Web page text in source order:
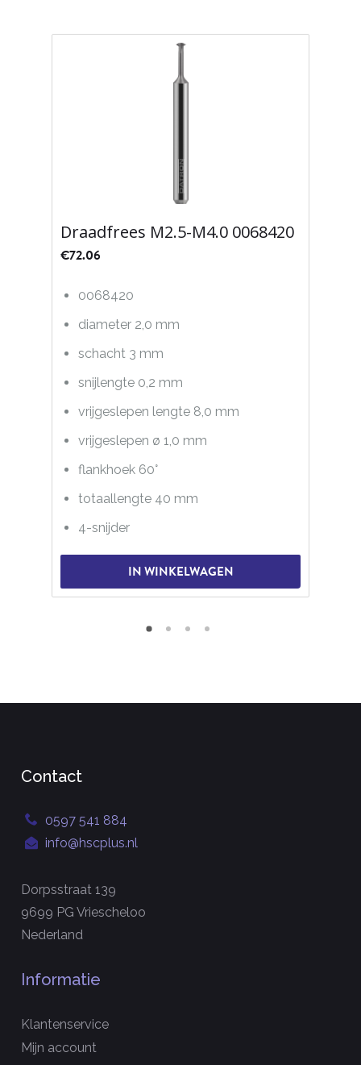
Draadfrees M2.5-M4.0 0068420
€72.06
0068420
diameter 2,0 mm
schacht 3 mm
snijlengte 0,2 mm
vrijgeslepen lengte 8,0 mm
vrijgeslepen ø 1,0 mm
flankhoek 60°
totaallengte 40 mm
4-snijder
IN WINKELWAGEN
Contact
0597 541 884
info@hscplus.nl
Dorpsstraat 139
9699 PG Vriescheloo
Nederland
Informatie
Klantenservice
Mijn account